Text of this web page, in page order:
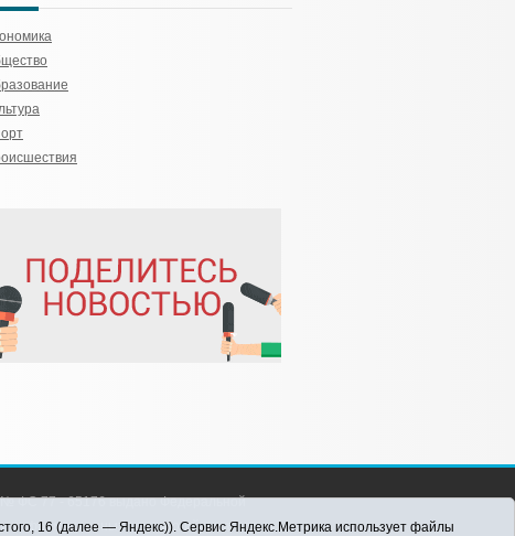
ФС 77 - 65176 выдано Федеральной
информационных технологий и массовых
16 (далее — Яндекс)). Сервис Яндекс.Метрика использует файлы